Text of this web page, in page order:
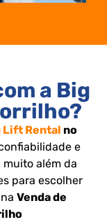
a Big
Lift Rental no
e
além da
para escolher
Venda de